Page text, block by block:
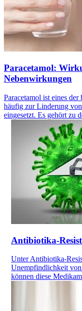
Paracetamol:
Nebenwirkungen
Paracetamol ist eines
häufig zur Linderung
eingesetzt. Es gehört zu
Antibiotika-
Unter Antibiotika-
Unempfindlichkeit
können diese